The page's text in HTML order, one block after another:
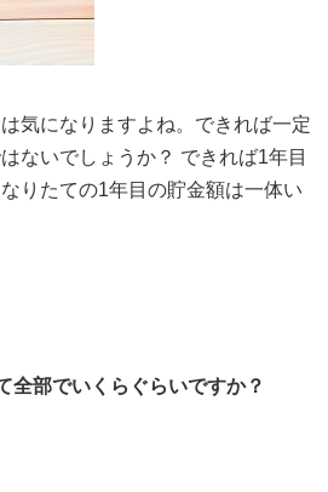
気になりますよね。できれば一定
ないでしょうか？ できれば1年目
りたての1年目の貯金額は一体い
全部でいくらぐらいですか？